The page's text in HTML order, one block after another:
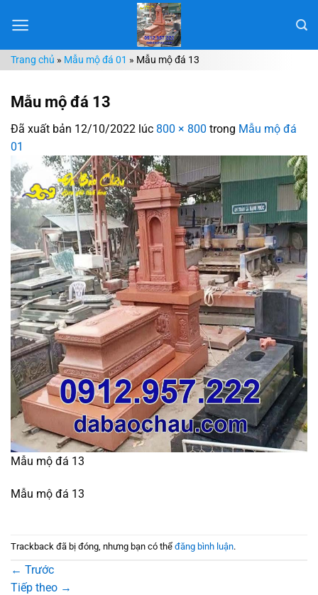
đến
dungTrang chủ » Mẫu mộ đá 01 » Mẫu mộ đá 13
Mẫu mộ đá 13
Đã xuất bản 12/10/2022 lúc 800 × 800 trong Mẫu mộ đá
01
Mẫu mộ đá 13
Mẫu mộ đá 13
Trackback đã bị đóng, nhưng bạn có thể đăng bình luận.
← Trước
Tiếp theo →